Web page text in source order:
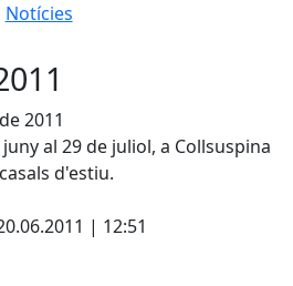
Notícies
2011
al 29 de juliol, a Collsuspina
d'estiu.
| 12:51